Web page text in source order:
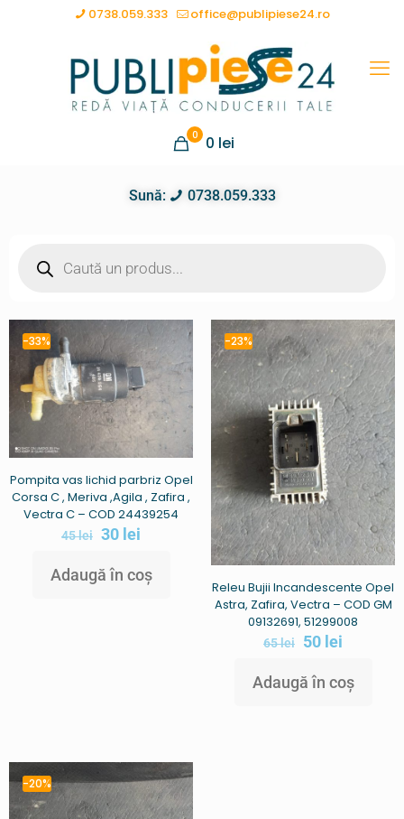
0738.059.333 office@publipiese24.ro
0 0 lei
Sună: 0738.059.333
-33%
Pompita vas lichid parbriz Opel
Corsa C , Meriva ,Agila , Zafira ,
Vectra C – COD 24439254
45lei 30 lei
Adaugă în coș
-23%
Releu Bujii Incandescente Opel
Astra, Zafira, Vectra – COD GM
09132691, 51299008
65lei 50 lei
Adaugă în coș
-20%